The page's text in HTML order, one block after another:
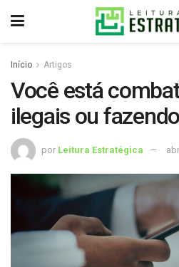
Início Artigos
Você está
ilegais ou
por Leitura Estratégica